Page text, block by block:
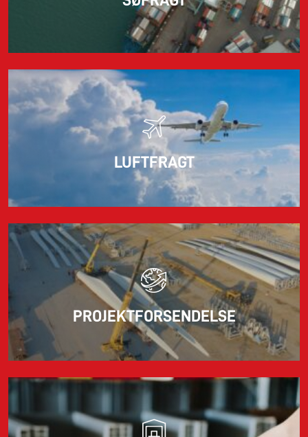
LUFTFRAGT
PROJEKTFORSENDELSE